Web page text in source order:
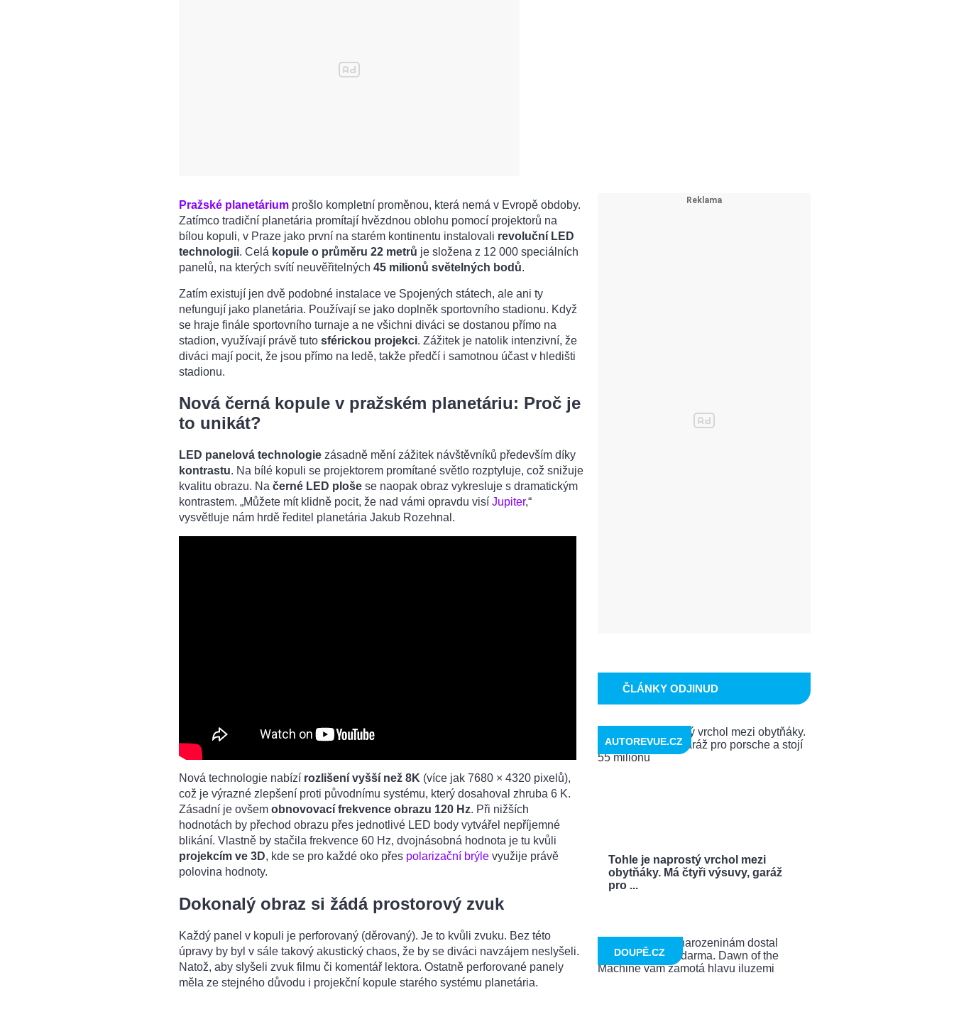
Pražské planetárium prošlo kompletní proměnou, která nemá v Evropě obdoby.
Zatímco tradiční planetária promítají hvězdnou oblohu pomocí projektorů na
bílou kopuli, v Praze jako první na starém kontinentu instalovali revoluční LED
technologii. Celá kopule o průměru 22 metrů je složena z 12 000 speciálních
panelů, na kterých svítí neuvěřitelných 45 milionů světelných bodů.
Zatím existují jen dvě podobné instalace ve Spojených státech, ale ani ty
nefungují jako planetária. Používají se jako doplněk sportovního stadionu. Když
se hraje finále sportovního turnaje a ne všichni diváci se dostanou přímo na
stadion, využívají právě tuto sférickou projekci. Zážitek je natolik intenzivní, že
diváci mají pocit, že jsou přímo na ledě, takže předčí i samotnou účast v hledišti
stadionu.
Nová černá kopule v pražském planetáriu: Proč je
to unikát?
LED panelová technologie zásadně mění zážitek návštěvníků především díky
kontrastu. Na bílé kopuli se projektorem promítané světlo rozptyluje, což snižuje
kvalitu obrazu. Na černé LED ploše se naopak obraz vykresluje s dramatickým
kontrastem. „Můžete mít klidně pocit, že nad vámi opravdu visí Jupiter,“
vysvětluje nám hrdě ředitel planetária Jakub Rozehnal.
Nová technologie nabízí rozlišení vyšší než 8K (více jak 7680 × 4320 pixelů),
což je výrazné zlepšení proti původnímu systému, který dosahoval zhruba 6 K.
Zásadní je ovšem obnovovací frekvence obrazu 120 Hz. Při nižších
hodnotách by přechod obrazu přes jednotlivé LED body vytvářel nepříjemné
blikání. Vlastně by stačila frekvence 60 Hz, dvojnásobná hodnota je tu kvůli
projekcím ve 3D, kde se pro každé oko přes polarizační brýle využije právě
polovina hodnoty.
Dokonalý obraz si žádá prostorový zvuk
Každý panel v kopuli je perforovaný (děrovaný). Je to kvůli zvuku. Bez této
úpravy by byl v sále takový akustický chaos, že by se diváci navzájem neslyšeli.
Natož, aby slyšeli zvuk filmu či komentář lektora. Ostatně perforované panely
měla ze stejného důvodu i projekční kopule starého systému planetária.
ČLÁNKY ODJINUD
Tohle je naprostý vrchol mezi
obytňáky. Má čtyři výsuvy, garáž
pro ...
AUTOREVUE.CZ
DOUPĚ.CZ